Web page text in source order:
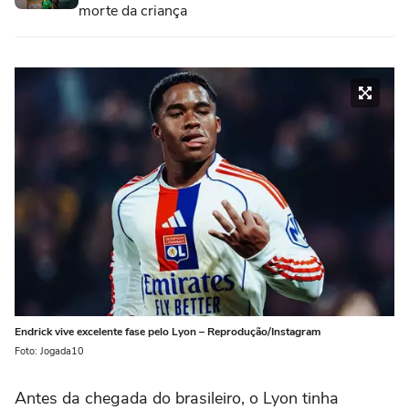
morte da criança
Endrick vive excelente fase pelo Lyon – Reprodução/Instagram
Foto: Jogada10
Antes da chegada do brasileiro, o Lyon tinha